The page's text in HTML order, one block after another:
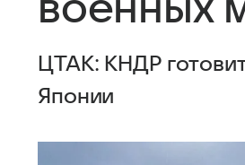
ЦТАК: КНДР
Японии